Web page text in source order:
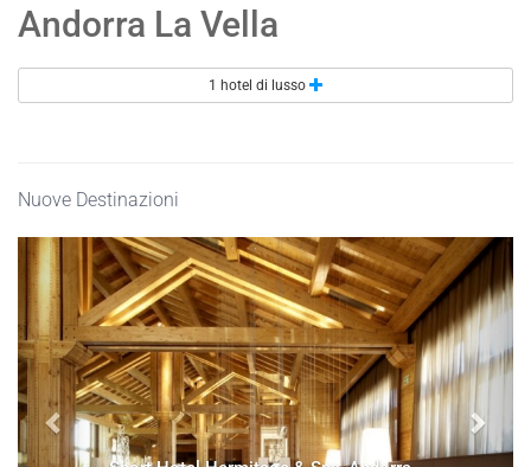
Andorra La Vella
1 hotel di lusso
Nuove Destinazioni